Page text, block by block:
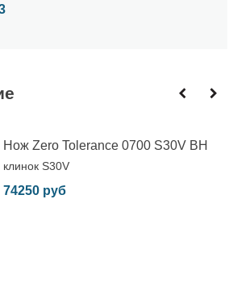
Нож Zero Tolerance 0700 S30V BH
клинок S30V
74250 руб